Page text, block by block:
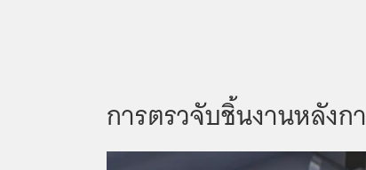
การตรวจับชิ้นงานหลัง